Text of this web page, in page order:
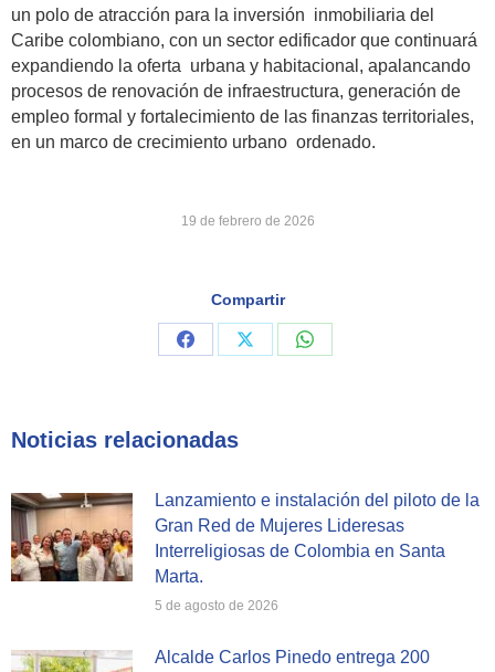
un polo de atracción para la inversión inmobiliaria del
Caribe colombiano, con un sector edificador que continuará
expandiendo la oferta urbana y habitacional, apalancando
procesos de renovación de infraestructura, generación de
empleo formal y fortalecimiento de las finanzas territoriales,
en un marco de crecimiento urbano ordenado.
19 de febrero de 2026
Compartir
Share
Share
Share
Noticias relacionadas
Lanzamiento e instalación del piloto de la
Gran Red de Mujeres Lideresas
Interreligiosas de Colombia en Santa
Marta.
5 de agosto de 2026
Alcalde Carlos Pinedo entrega 200